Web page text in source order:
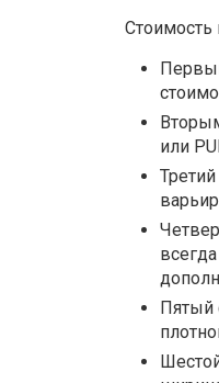
Стоимость
или
Пятый